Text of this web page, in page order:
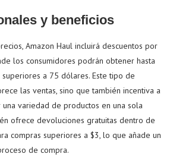
y beneficios
Amazon Haul incluirá descuentos por
los consumidores podrán obtener hasta
a 75 dólares. Este tipo de
las ventas, sino que también incentiva a
variedad de productos en una sola
ofrece devoluciones gratuitas dentro de
compras superiores a $3, lo que añade un
de compra.